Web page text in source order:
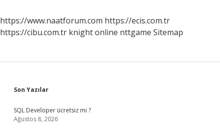
https://www.naatforum.com https://ecis.com.tr
https://cibu.com.tr knight online nttgame Sitemap
Sidebar
Son Yazılar
SQL Developer ücretsiz mi ?
Ağustos 8, 2026